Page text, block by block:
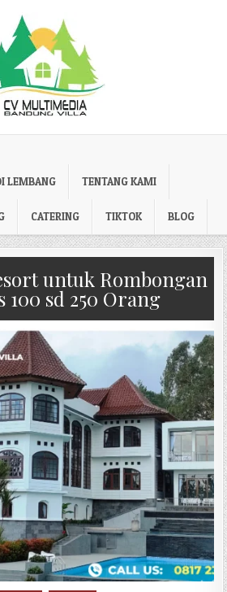
LEMBANG TENTANG KAMI
CATERING TIKTOK BLOG
untuk Rombongan
100 sd 250 Orang